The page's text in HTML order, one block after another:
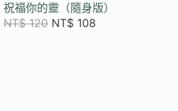
祝福你的靈（隨身版）
NT$120 NT$ 108